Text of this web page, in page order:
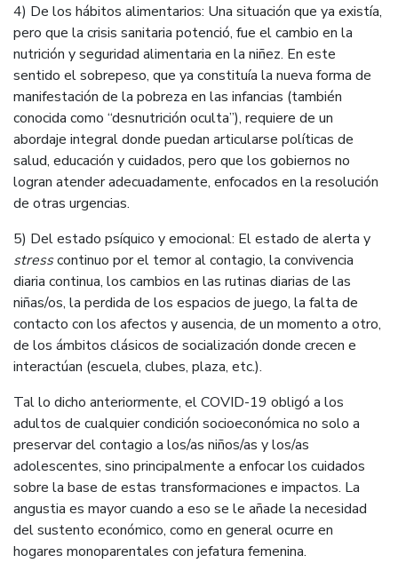
4) De los hábitos alimentarios: Una situación que ya existía,
pero que la crisis sanitaria potenció, fue el cambio en la
nutrición y seguridad alimentaria en la niñez. En este
sentido el sobrepeso, que ya constituía la nueva forma de
manifestación de la pobreza en las infancias (también
conocida como “desnutrición oculta”), requiere de un
abordaje integral donde puedan articularse políticas de
salud, educación y cuidados, pero que los gobiernos no
logran atender adecuadamente, enfocados en la resolución
de otras urgencias.
5) Del estado psíquico y emocional: El estado de alerta y
stresscontinuo por el temor al contagio, la convivencia
diaria continua, los cambios en las rutinas diarias de las
niñas/os, la perdida de los espacios de juego, la falta de
contacto con los afectos y ausencia, de un momento a otro,
de los ámbitos clásicos de socialización donde crecen e
interactúan (escuela, clubes, plaza, etc.).
Tal lo dicho anteriormente, el COVID-19 obligó a los
adultos de cualquier condición socioeconómica no solo a
preservar del contagio a los/as niños/as y los/as
adolescentes, sino principalmente a enfocar los cuidados
sobre la base de estas transformaciones e impactos. La
angustia es mayor cuando a eso se le añade la necesidad
del sustento económico, como en general ocurre en
hogares monoparentales con jefatura femenina.